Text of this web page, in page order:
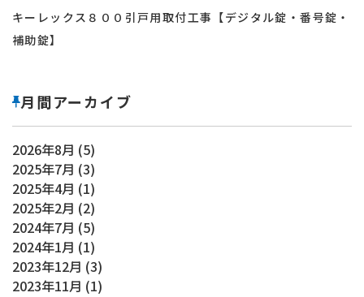
キーレックス８００引戸用取付工事【デジタル錠・番号錠・
補助錠】
月間アーカイブ
2026年8月 (5)
2025年7月 (3)
2025年4月 (1)
2025年2月 (2)
2024年7月 (5)
2024年1月 (1)
2023年12月 (3)
2023年11月 (1)